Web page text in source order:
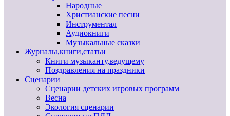
Народные
Христианские песни
Инструментал
Аудиокниги
Музыкальные сказки
Журналы,книги,статьи
Книги музыканту,ведущему
Поздравления на праздники
Сценарии
Сценарии детских игровых программ
Весна
Экология сценарии